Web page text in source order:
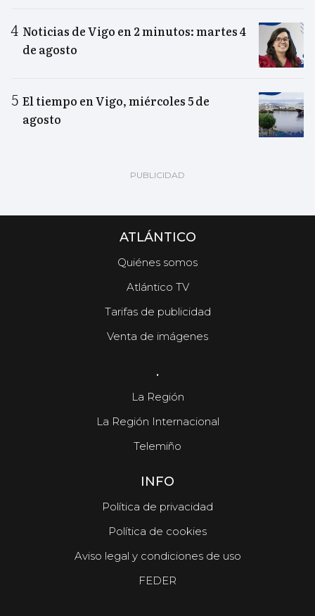
Noticias de Vigo en 2 minutos: martes 4
de agosto
El tiempo en Vigo, miércoles 5 de
agosto
ATLÁNTICO
Quiénes somos
Atlántico TV
Tarifas de publicidad
Venta de imágenes
.
La Región
La Región Internacional
Telemiño
INFO
Política de privacidad
Política de cookies
Aviso legal y condiciones de uso
FEDER